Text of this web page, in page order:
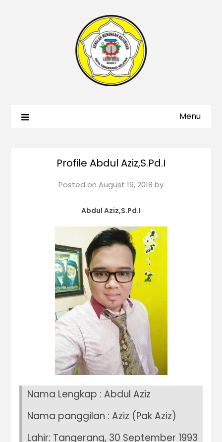
Menu
Profile Abdul Aziz,S.Pd.I
Posted on August 19, 2018 by
Abdul Aziz,S.Pd.I
Nama Lengkap : Abdul Aziz
Nama panggilan : Aziz (Pak Aziz)
Lahir: Tangerang, 30 September 1993